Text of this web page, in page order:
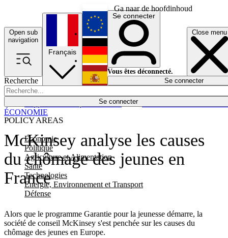
Ga naar de hoofdinhoud
Open sub
navigation
Close menu
Recherche
Se connecter
POLICY AREAS
Economie
Politique
Agriculture et Alimentation
Santé
Technologies
Energie, Environnement et Transport
Défense
Économie
Français
English
Deutsch
Español
Se connecter
Vous êtes déconnecté.
Se connecter
McKinsey analyse les causes
du chômage des jeunes en
France
Alors que le programme Garantie pour la jeunesse démarre, la
société de conseil McKinsey s'est penchée sur les causes du
chômage des jeunes en Europe.
ÉCONOMIE